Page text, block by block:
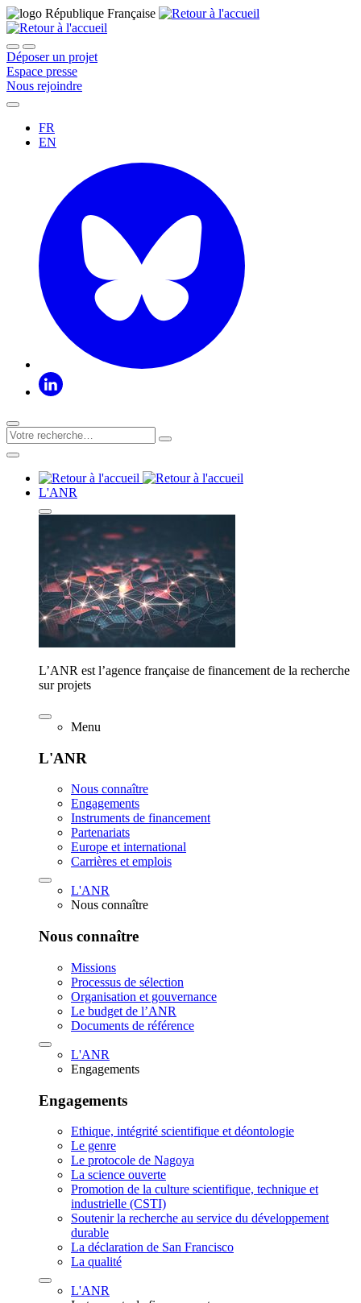
Déposer un projet
Espace presse
Nous rejoindre
FR
EN
L'ANR
L’ANR est l’agence française de financement de la recherche
sur projets
Menu
L'ANR
Nous connaître
Engagements
Instruments de financement
Partenariats
Europe et international
Carrières et emplois
L'ANR
Nous connaître
Nous connaître
Missions
Processus de sélection
Organisation et gouvernance
Le budget de l’ANR
Documents de référence
L'ANR
Engagements
Engagements
Ethique, intégrité scientifique et déontologie
Le genre
Le protocole de Nagoya
La science ouverte
Promotion de la culture scientifique, technique et
industrielle (CSTI)
Soutenir la recherche au service du développement
durable
La déclaration de San Francisco
La qualité
L'ANR